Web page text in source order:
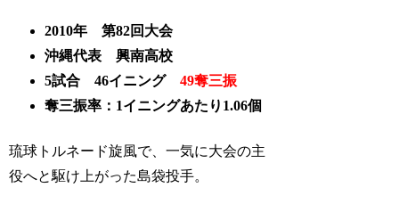
2010年 第82回大会
沖縄代表 興南高校
5試合 46イニング49奪三振
奪三振率：1イニングあたり1.06個
琉球トルネード旋風で、一気に大会の主
役へと駆け上がった島袋投手。